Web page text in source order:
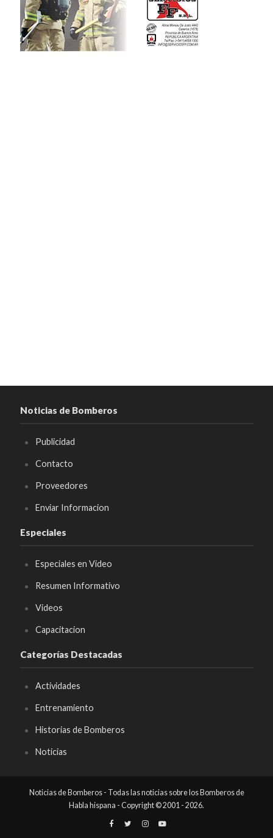
Noticias de Bomberos
Publicidad
Contacto
Proveedores
Enviar Informacion
Especiales
Especiales en Video
Resumen Informativo
Videos
Capacitacion
Categorías Destacadas
Actividades
Entrenamiento
Historias de Bomberos
Noticias
Noticias de Bomberos - Todas las noticias sobre los Bomberos de
Habla hispana - Copyright © 2001 - 2026.